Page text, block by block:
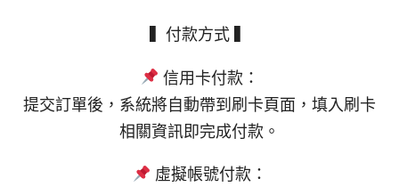
▍付款方式 ▍
信用卡付款：
提交訂單後，系統將自動帶到刷卡頁面，填入刷卡
相關資訊即完成付款。
虛擬帳號付款：